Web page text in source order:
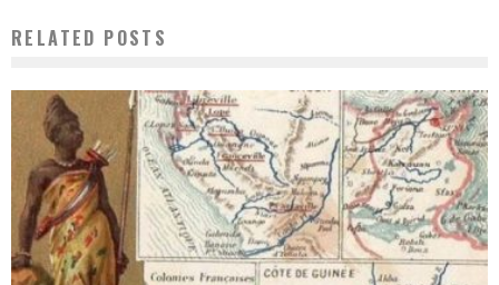
RELATED POSTS